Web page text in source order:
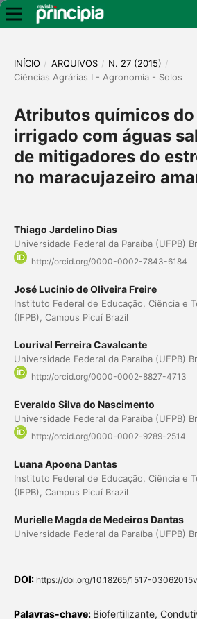
INÍCIO / ARQUIVOS / N. 27 (2015) /
Ciências Agrárias I - Agronomia - Solos
Atributos químicos
irrigado com águas
de mitigadores do
no maracujazeiro
Thiago Jardelino Dias
Universidade Federal da Paraíba (UFPB)
http://orcid.org/0000-0002-7843-6184
José Lucinio de Oliveira Freire
Instituto Federal de Educação, Ciência e
(IFPB), Campus Picuí Brazil
Lourival Ferreira Cavalcante
Universidade Federal da Paraíba (UFPB)
http://orcid.org/0000-0002-8827-4713
Everaldo Silva do Nascimento
Universidade Federal da Paraíba (UFPB)
http://orcid.org/0000-0002-9289-2514
Luana Apoena Dantas
Instituto Federal de Educação, Ciência e
(IFPB), Campus Picuí Brazil
Murielle Magda de Medeiros Dantas
Universidade Federal da Paraíba (UFPB)
DOI: https://doi.org/10.18265/1517-
Palavras-chave: Biofertilizante,